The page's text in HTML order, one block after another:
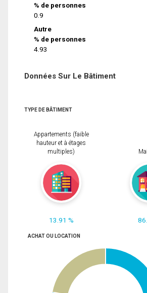
% de personnes
0.9
Autre
% de personnes
4.93
Données Sur Le Bâtiment
TYPE DE BÂTIMENT
Appartements (faible
hauteur et à étages
multiples)
13.91 %
ACHAT OU LOCATION